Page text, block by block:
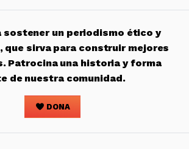
sostener un periodismo ético y
que sirva para construir mejores
Patrocina una historia y forma
de nuestra comunidad.
DONA